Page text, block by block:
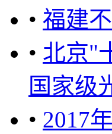
• 福建
• 北京"
国家级
• 2017